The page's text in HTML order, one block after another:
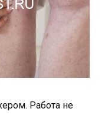
Работа не